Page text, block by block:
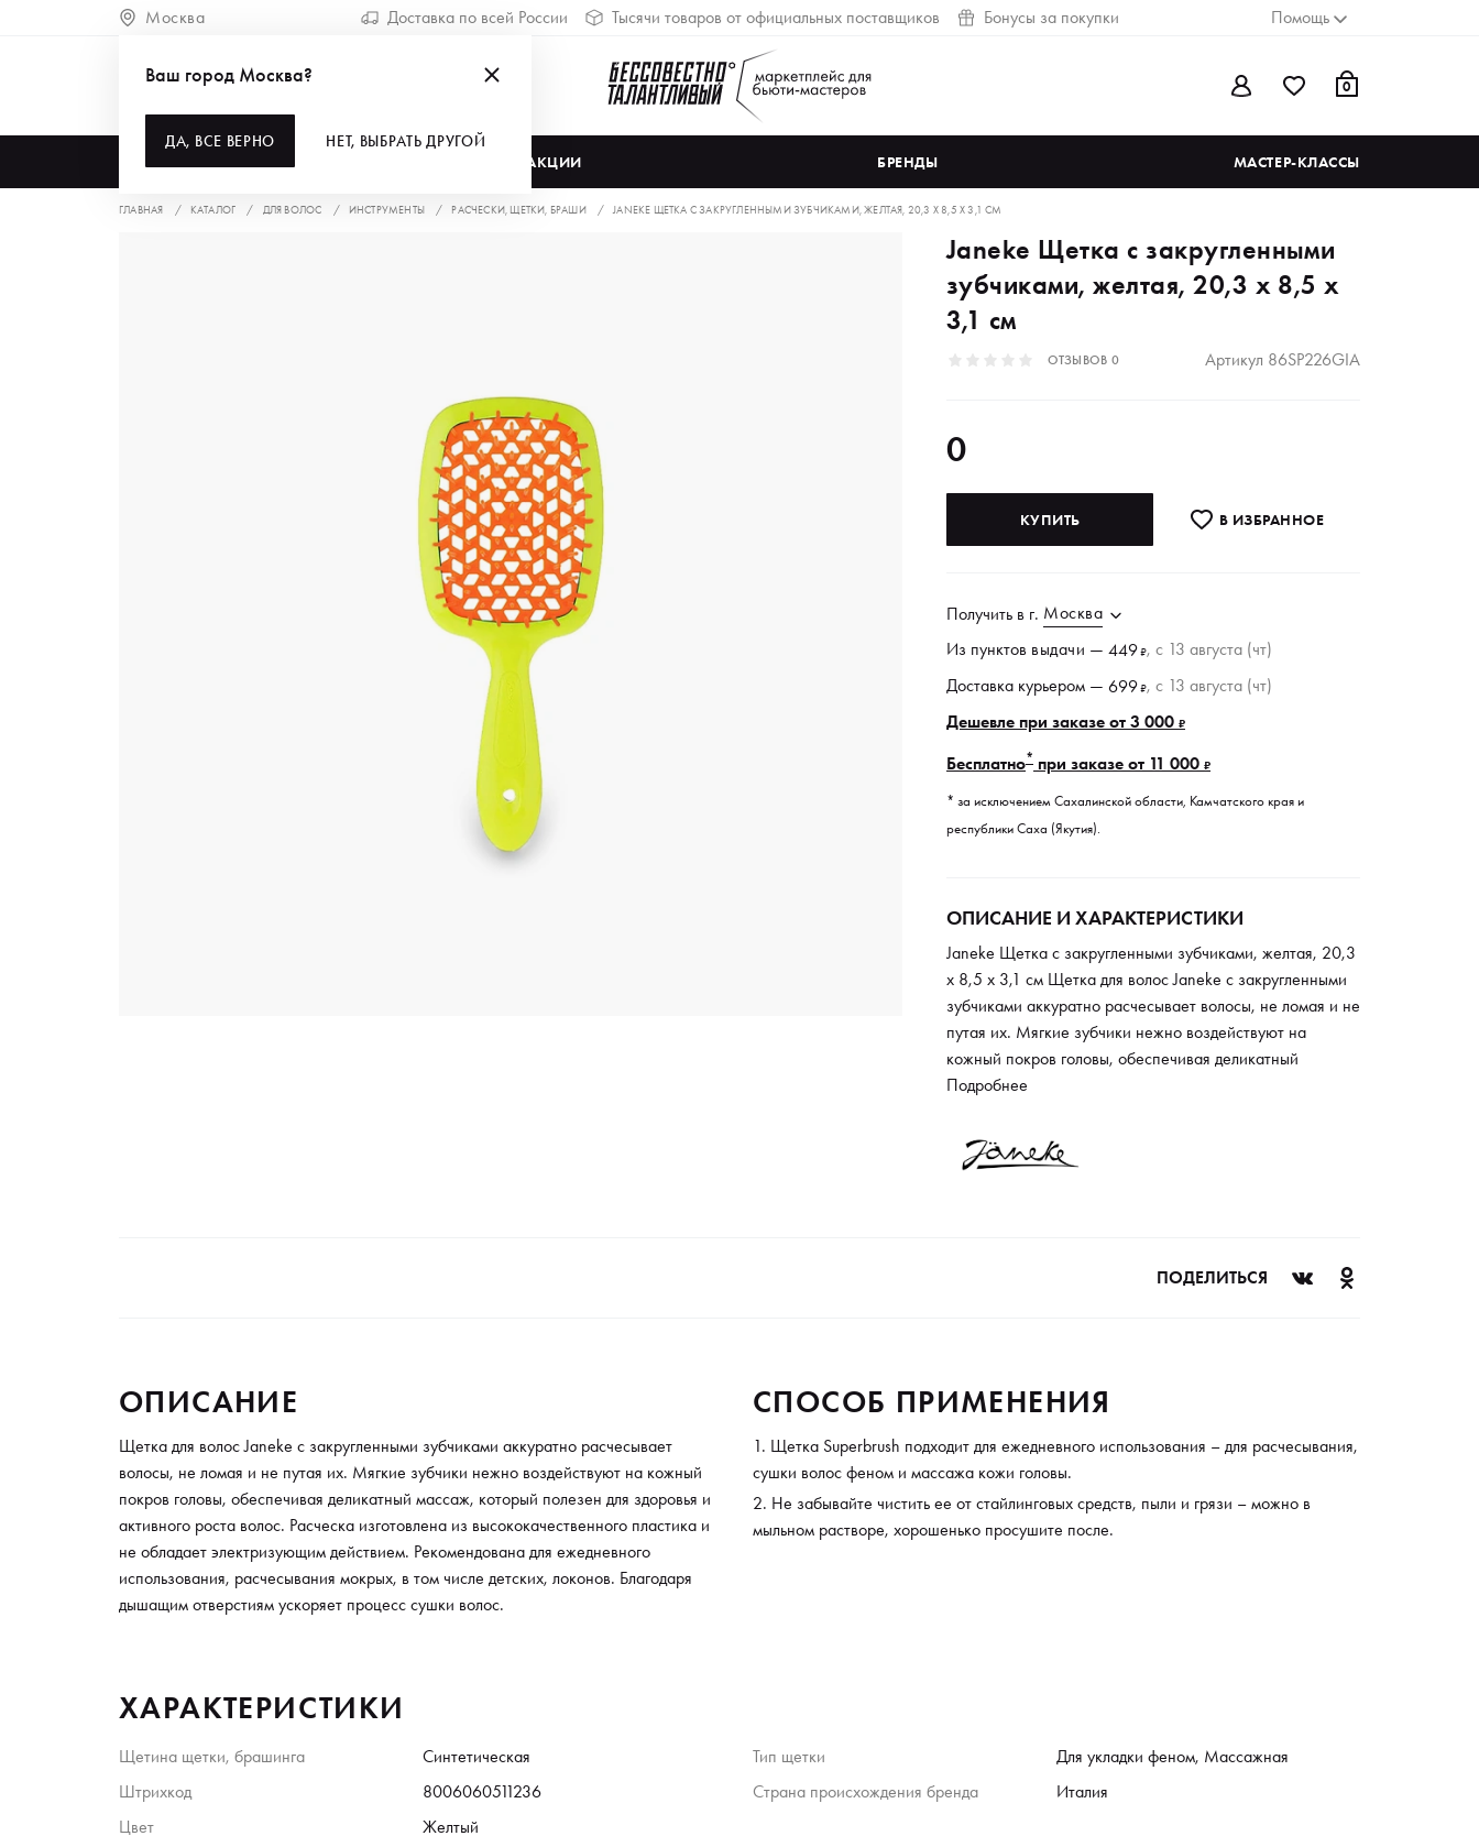
Москва Доставка по всей России Тысячи товаров от официальных поставщиков Бонусы за покупки Помощь
0
АКЦИИ БРЕНДЫ МАСТЕР-КЛАССЫ
Ваш город Москва?
ДА, ВСЕ ВЕРНО НЕТ, ВЫБРАТЬ ДРУГОЙ
ГЛАВНАЯ КАТАЛОГ ДЛЯ ВОЛОС ИНСТРУМЕНТЫ РАСЧЕСКИ, ЩЕТКИ, БРАШИ JANEKE ЩЕТКА С ЗАКРУГЛЕННЫМИ ЗУБЧИКАМИ, ЖЕЛТАЯ, 20,3 X 8,5 X 3,1 СМ
Janeke Щетка с закругленными
зубчиками, желтая, 20,3 x 8,5 x
3,1 см
ОТЗЫВОВ 0 Артикул 86SP226GIA
0
КУПИТЬ В ИЗБРАННОE
Получить в г. Москва
Из пунктов выдачи —449₽, c 13 августа (чт)
Доставка курьером —699₽, c 13 августа (чт)
Дешевле при заказе от 3 000₽
Бесплатно* при заказе от 11 000₽
* за исключением Сахалинской области, Камчатского края и
республики Саха (Якутия).
ОПИСАНИЕ И ХАРАКТЕРИСТИКИ
Janeke Щетка с закругленными зубчиками, желтая, 20,3
x 8,5 x 3,1 см Щетка для волос Janeke с закругленными
зубчиками аккуратно расчесывает волосы, не ломая и не
путая их. Мягкие зубчики нежно воздействуют на
кожный покров головы, обеспечивая деликатный
массаж, который полезен для здоровья и активного
высококачественного пластика и не обладает
электризующим действием. Рекомендована для
Подробнее
ПОДЕЛИТЬСЯ
ОПИСАНИЕ
Щетка для волос Janeke с закругленными зубчиками аккуратно расчесывает
волосы, не ломая и не путая их. Мягкие зубчики нежно воздействуют на кожный
покров головы, обеспечивая деликатный массаж, который полезен для здоровья и
активного роста волос. Расческа изготовлена из высококачественного пластика и
не обладает электризующим действием. Рекомендована для ежедневного
использования, расчесывания мокрых, в том числе детских, локонов. Благодаря
дышащим отверстиям ускоряет процесс сушки волос.
СПОСОБ ПРИМЕНЕНИЯ
Щетка Superbrush подходит для ежедневного использования – для расчесывания,
сушки волос феном и массажа кожи головы.
Не забывайте чистить ее от стайлинговых средств, пыли и грязи – можно в
мыльном растворе, хорошенько просушите после.
ХАРАКТЕРИСТИКИ
Щетина щетки, брашинга Синтетическая Тип щетки
Для укладки феном, Массажная
Штрихкод
8006060511236 Страна происхождения бренда
Италия
Цвет
Желтый